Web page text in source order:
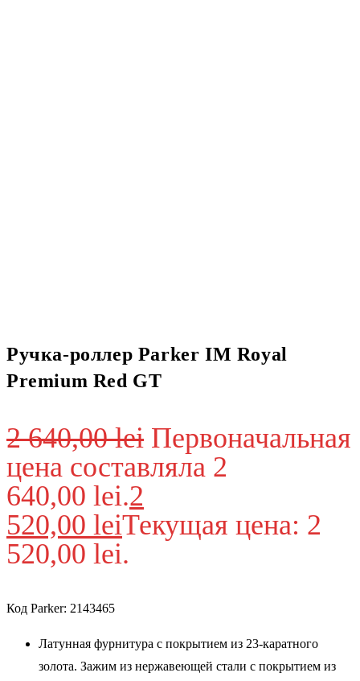
Ручка-роллер Parker IM Royal
Premium Red GT
2 640,00lei Первоначальная
цена составляла 2
640,00 lei.2
520,00 leiТекущая цена: 2
520,00 lei.
Код Parker: 2143465
Латунная фурнитура с покрытием из 23-каратного
золота. Зажим из нержавеющей стали с покрытием из